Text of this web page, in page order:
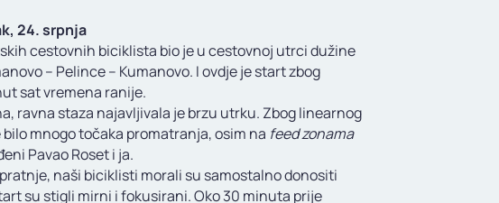
24. srpnja
cestovnih biciklista bio je u cestovnoj utrci dužine
– Pelince – Kumanovo. I ovdje je start zbog
sat vremena ranije.
ravna staza najavljivala je brzu utrku. Zbog linearnog
mnogo točaka promatranja, osim na feed zonama
Pavao Roset i ja.
naši biciklisti morali su samostalno donositi
su stigli mirni i fokusirani. Oko 30 minuta prije